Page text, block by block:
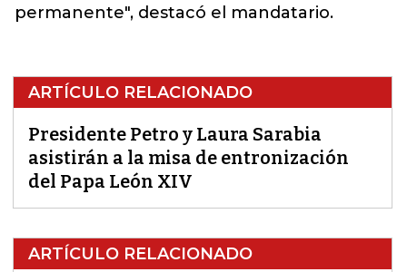
permanente", destacó el mandatario.
ARTÍCULO RELACIONADO
Presidente Petro y Laura Sarabia
asistirán a la misa de entronización
del Papa León XIV
ARTÍCULO RELACIONADO